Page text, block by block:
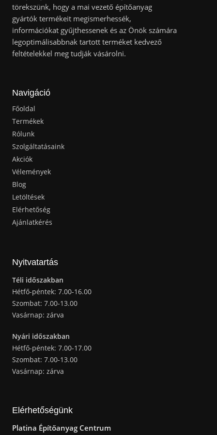
törekszünk, hogy a mai vezető építőanyag
gyártók termékeit megismerhessék,
információkat gyűjthessenek és az Önök számára
legoptimálisabbnak tartott terméket kedvező
feltételekkel meg tudják vásárolni.
Navigáció
Főoldal
Termékek
Rólunk
Szolgáltatásaink
Akciók
Vélemények
Blog
Letöltések
Elérhetőség
Ajánlatkérés
Nyitvatartás
Téli időszakban
Hétfő-péntek: 7.00-16.00
Szombat: 7.00-13.00
Vasárnap: zárva
Nyári időszakban
Hétfő-péntek: 7.00-17.00
Szombat: 7.00-13.00
Vasárnap: zárva
Elérhetőségünk
Platina Építőanyag Centrum